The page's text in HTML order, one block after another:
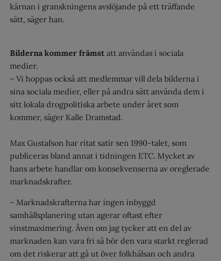
kärnan i granskningens avslöjande på ett träffande
sätt, säger han.
Bilderna kommer främst att användas i sociala
medier.
– Vi hoppas också att medlemmar vill dela bilderna i
sina sociala medier, eller på andra sätt använda dem i
sitt lokala drogpolitiska arbete under året som
kommer, säger Kalle Dramstad.
Max Gustafson har ritat satir sen 1990-talet, som
publiceras bland annat i tidningen ETC. Mycket av
hans arbete handlar om konsekvenserna av oreglerade
marknadskrafter.
– Marknadskrafterna har ingen inbyggd
samhällsplanering utan agerar oftast efter
vinstmaximering. Även om jag tycker att en del av
marknaden kan vara fri så bör den vara starkt reglerad
om det riskerar att gå ut över folkhälsan och andra